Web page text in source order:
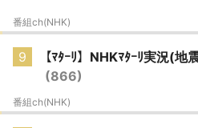
番組ch(NHK)
9
【ﾏﾀｰﾘ】NHKﾏﾀｰﾘ実況(
(866)
番組ch(NHK)